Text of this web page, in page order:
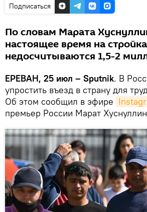
Подписаться
По словам Марата
настоящее время на
недосчитываются 1,5-2
ЕРЕВАН, 25 июл – Sputnik. В
упростить въезд в страну для
Об этом сообщил в эфире
премьер России Марат